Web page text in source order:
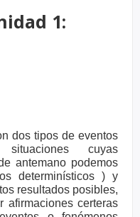
1:
dos tipos de eventos
cuyas
antemano podemos
determinísticos ) y
resultados posibles,
certeras